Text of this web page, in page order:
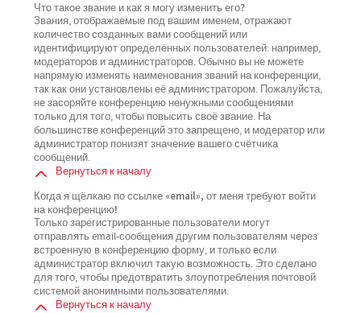
Что такое звание и как я могу изменить его?
Звания, отображаемые под вашим именем, отражают
количество созданных вами сообщений или
идентифицируют определённых пользователей: например,
модераторов и администраторов. Обычно вы не можете
напрямую изменять наименования званий на конференции,
так как они установлены её администратором. Пожалуйста,
не засоряйте конференцию ненужными сообщениями
только для того, чтобы повысить своё звание. На
большинстве конференций это запрещено, и модератор или
администратор понизят значение вашего счётчика
сообщений.
Вернуться к началу
Когда я щёлкаю по ссылке «email», от меня требуют войти
на конференцию!
Только зарегистрированные пользователи могут
отправлять email-сообщения другим пользователям через
встроенную в конференцию форму, и только если
администратор включил такую возможность. Это сделано
для того, чтобы предотвратить злоупотребления почтовой
системой анонимными пользователями.
Вернуться к началу